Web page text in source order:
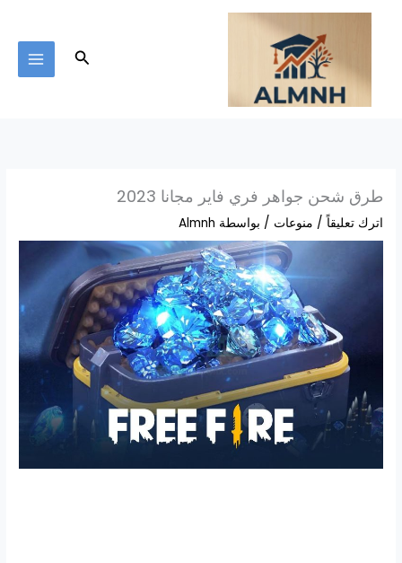
تخطي
البحث
طرق شحن جواهر فري فاير مجانا 2023
اترك تعليقاً / منوعات / بواسطة Almnh